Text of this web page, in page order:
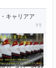
キャリアア
ため） 経験